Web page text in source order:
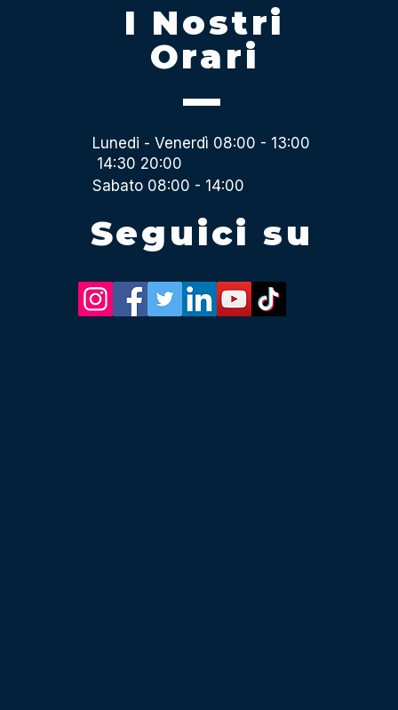
I Nostri
Orari
Lunedi - Venerdì 08:00 - 13:00
14:30 20:00
Sabato 08:00 - 14:00
Seguici su